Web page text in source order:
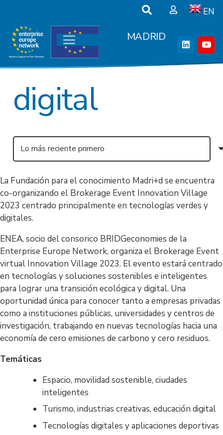
EN
MADRID
digital
La Fundación para el conocimiento Madri+d se encuentra
co-organizando el Brokerage Event Innovation Village
2023 centrado principalmente en tecnologías verdes y
digitales.
ENEA, socio del consorico BRIDGeconomies de la
Enterprise Europe Network, organiza el Brokerage Event
virtual Innovation Village 2023. El evento estará centrado
en tecnologías y soluciones sostenibles e inteligentes
para lograr una transición ecológica y digital. Una
oportunidad única para conocer tanto a empresas privadas
como a instituciones públicas, universidades y centros de
investigación, trabajando en nuevas tecnologías hacia una
economía de cero emisiones de carbono y cero residuos.
Temáticas
Espacio, movilidad sostenible, ciudades
inteligentes
Turismo, industrias creativas, educación digital
Tecnologías digitales y aplicaciones deportivas